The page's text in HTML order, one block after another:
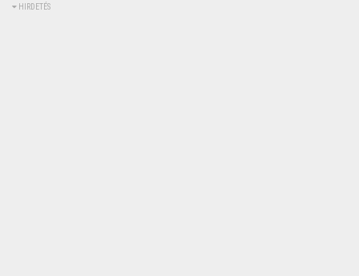
HIRDETÉS